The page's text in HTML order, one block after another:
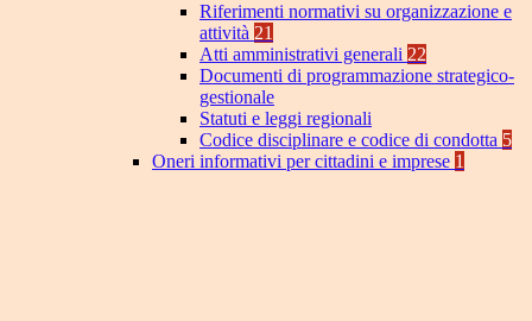
Riferimenti normativi su organizzazione e
attività 21
Atti amministrativi generali 22
Documenti di programmazione strategico-
gestionale
Statuti e leggi regionali
Codice disciplinare e codice di condotta 5
Oneri informativi per cittadini e imprese 1